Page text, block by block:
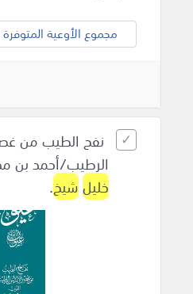
مجموع الأوعية المتوفرة :
نفح الطيب من
الرطيب/أحمد بن
خليلشيخ.